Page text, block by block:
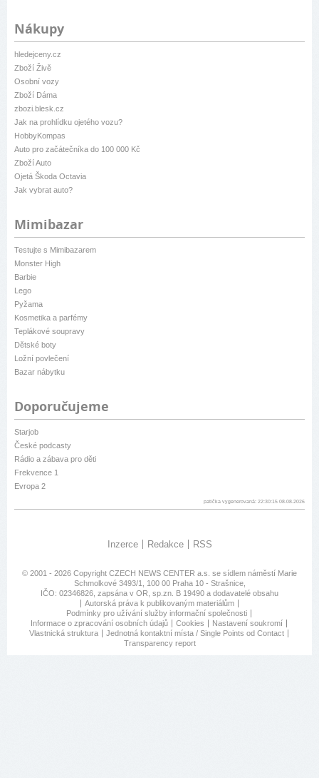
Nákupy
hledejceny.cz
Zboží Živě
Osobní vozy
Zboží Dáma
zbozi.blesk.cz
Jak na prohlídku ojetého vozu?
HobbyKompas
Auto pro začátečníka do 100 000 Kč
Zboží Auto
Ojetá Škoda Octavia
Jak vybrat auto?
Mimibazar
Testujte s Mimibazarem
Monster High
Barbie
Lego
Pyžama
Kosmetika a parfémy
Teplákové soupravy
Dětské boty
Ložní povlečení
Bazar nábytku
Doporučujeme
Starjob
České podcasty
Rádio a zábava pro děti
Frekvence 1
Evropa 2
patička vygenerovaná: 22:30:15 08.08.2026
Inzerce Redakce RSS
© 2001 - 2026 Copyright CZECH NEWS CENTER a.s. se sídlem náměstí Marie
Schmolkové 3493/1, 100 00 Praha 10 - Strašnice,
IČO: 02346826, zapsána v OR, sp.zn. B 19490 a dodavatelé obsahu
Autorská práva k publikovaným materiálům
Podmínky pro užívání služby informační společnosti
Informace o zpracování osobních údajů
Cookies
Nastavení soukromí
Vlastnická struktura
Jednotná kontaktní místa / Single Points od Contact
Transparency report